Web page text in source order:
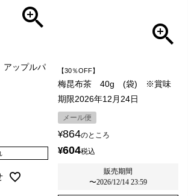
ップルパ
【30％OFF】
梅昆布茶 40g (袋) ※賞味
期限2026年12月24日
メール便
¥864のところ
¥604税込
販売期間
〜2026/12/14 23:59